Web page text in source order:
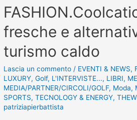
fresche e
turismo caldo
Lascia un commento / EVENTI & NEWS,
LUXURY,Golf, L'INTERVISTE..., LIBRI,
MEDIA/PARTNER/CIRCOLI/GOLF, Moda,
SPORTS,TECNOLOGY & ENERGY,
patriziapierbattista